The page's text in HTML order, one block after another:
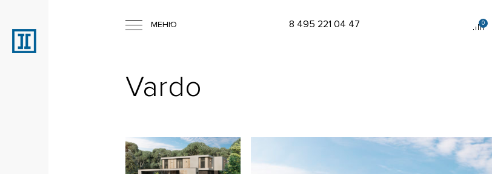
МЕНЮ 8 495 221 04 47 0
Vardo